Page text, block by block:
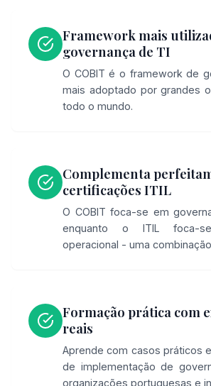
Framework mais
governança de TI
O COBIT é o framework de
mais adoptado por grandes
todo o mundo.
Complementa
certificações ITIL
O COBIT foca-se em
enquanto o ITIL foca-
operacional - uma
Formação prática com
reais
Aprende com casos práticos
de implementação de
organizações portuguesas e